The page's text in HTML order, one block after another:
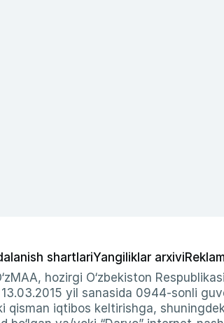
shartlariYangiliklar arxivi
hozirgi O‘zbekiston
yil sanasida 0944-sonli
qisman iqtibos keltirishga,